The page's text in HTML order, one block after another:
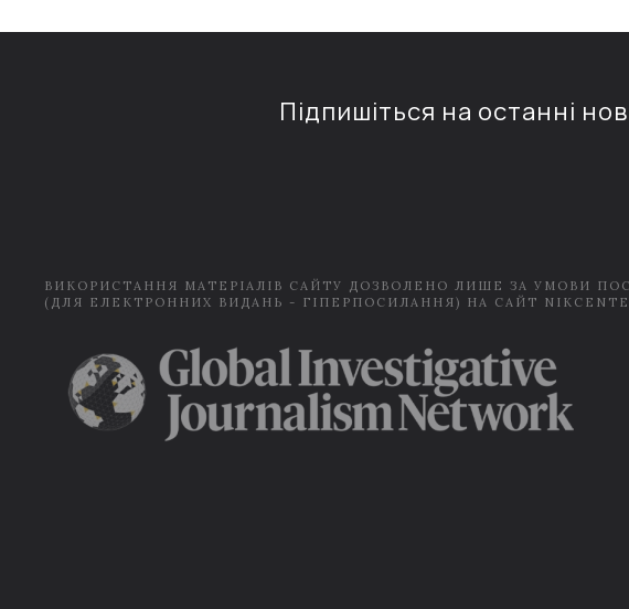
Підпишіться на останні
ВИКОРИСТАННЯ МАТЕРІАЛІВ САЙТУ ДОЗВОЛЕНО ЛИШЕ ЗА УМОВИ
(ДЛЯ ЕЛЕКТРОННИХ ВИДАНЬ - ГІПЕРПОСИЛАННЯ) НА САЙТ